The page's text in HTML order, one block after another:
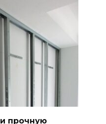
прочную